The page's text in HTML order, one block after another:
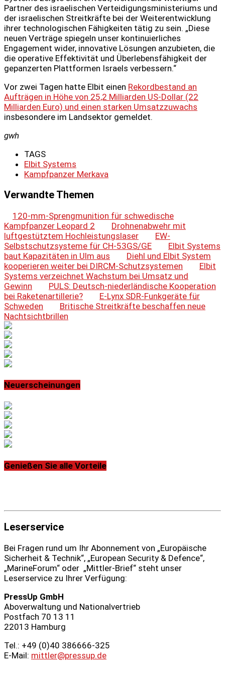
Partner des israelischen Verteidigungsministeriums und
der israelischen Streitkräfte bei der Weiterentwicklung
ihrer technologischen Fähigkeiten tätig zu sein. „Diese
neuen Verträge spiegeln unser kontinuierliches
Engagement wider, innovative Lösungen anzubieten, die
die operative Effektivität und Überlebensfähigkeit der
gepanzerten Plattformen Israels verbessern.“
Vor zwei Tagen hatte Elbit einen Rekordbestand an
Aufträgen in Höhe von 25,2 Milliarden US-Dollar (22
Milliarden Euro) und einen starken Umsatzzuwachs
insbesondere im Landsektor gemeldet.
gwh
TAGS
Elbit Systems
Kampfpanzer Merkava
Verwandte Themen
120-mm-Sprengmunition für schwedische
Kampfpanzer Leopard 2
Drohnenabwehr mit
luftgestütztem Hochleistungslaser
EW-
Selbstschutzsysteme für CH-53GS/GE
Elbit Systems
baut Kapazitäten in Ulm aus
Diehl und Elbit System
kooperieren weiter bei DIRCM-Schutzsystemen
Elbit
Systems verzeichnet Wachstum bei Umsatz und
Gewinn
PULS: Deutsch-niederländische Kooperation
bei Raketenartillerie?
E-Lynx SDR-Funkgeräte für
Schweden
Britische Streitkräfte beschaffen neue
Nachtsichtbrillen
Neuerscheinungen
Genießen Sie alle Vorteile
Leserservice
Bei Fragen rund um Ihr Abonnement von „Europäische
Sicherheit & Technik“, „European Security & Defence“,
„MarineForum“ oder „Mittler-Brief“ steht unser
Leserservice zu Ihrer Verfügung:
PressUp GmbH
Aboverwaltung und Nationalvertrieb
Postfach 70 13 11
22013 Hamburg
Tel.: +49 (0)40 386666‑325
E-Mail: mittler@pressup.de